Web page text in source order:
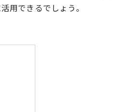
用できるでしょう。